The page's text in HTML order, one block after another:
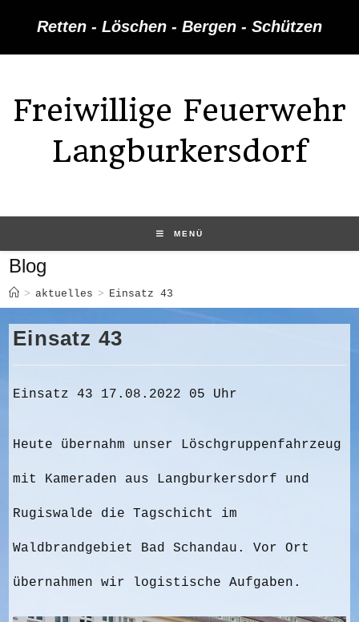
Retten - Löschen - Bergen - Schützen
Freiwillige Feuerwehr
Langburkersdorf
MENÜ
Blog
> aktuelles > Einsatz 43
Einsatz 43
Einsatz 43 17.08.2022 05 Uhr
Heute übernahm unser Löschgruppenfahrzeug
mit Kameraden aus Langburkersdorf und
Rugiswalde die Tagschicht im
Waldbrandgebiet Bad Schandau. Vor Ort
übernahmen wir logistische Aufgaben.